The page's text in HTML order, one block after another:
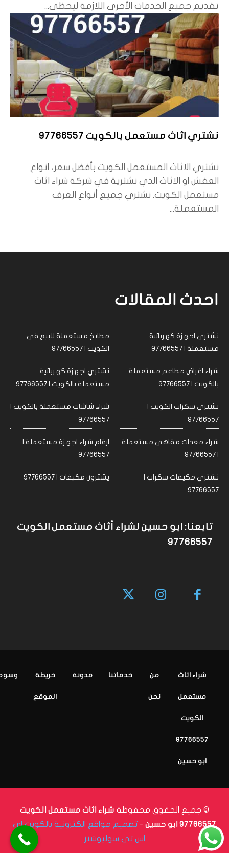
تقديم جميع الخدمات الأخرى اللازمة ليحظى...
نشتري اثاث مستعمل بالكويت 97766557
نشتري الاثاث المستعمل الكويت بأفضل سعر، انواع
العفش او الاثاث الذي نشترية في شركة شراء اثاث
مستعمل الكويت. نشتري جميع أنواع الغرف
المستعملة...
احدث المقالات
نشتري اجهزة كهربائية
مستعملة | 97766557
مطابخ مستعملة للبيع في
الكويت | 97766557
شراء اغراض مطاعم مستعملة
بالكويت | 97766557
نشتري اجهزة كهربائية
مستعملة بالكويت | 97766557
نشتري سكراب الكويت |
97766557
شراء شاشات مستعملة بالكويت |
97766557
شراء معدات مقاهي مستعملة
| 97766557
ارقام شراء اجهزة مستعملة |
97766557
نشتري مكيفات سكراب |
97766557
يشترون مكيفات | 97766557
تابعنا: ابو حسين لشراء أثاث مستعمل الكويت
97766557
شراء اثاث
مستعمل
الكويت
97766557
ابو حسين
من
نحن
خدماتنا مدونة خريطة
الموقع
© جميع الحقوق محفوظة شراء اثاث مستعمل الكويت
97766557 ابو حسين
- تصميم مواقع الكترونية بالكويت اي
اس تي سوليوشنز